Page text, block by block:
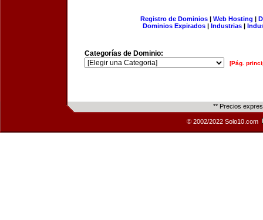
Registro de Dominios| Web Hosting |
Dominios Expirados | Industrias |
Categorías de Dominio:
[Pág.
** Precios
© 2002/2022 Solo10.com